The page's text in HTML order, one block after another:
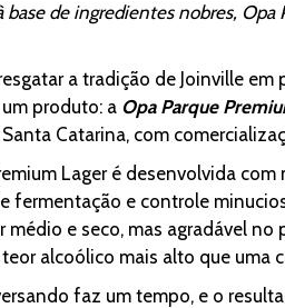
base de ingredientes nobres,
a tradição de Joinville
produto: a Opa Parque
Santa Catarina, com
Lager é desenvolvida
fermentação e controle
médio e seco, mas agradável no
alcoólico mais alto que uma
faz um tempo, e o